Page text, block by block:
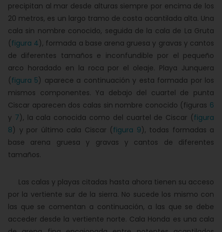
precipitan al mar desde alturas siempre por encima de los
20 metros, es un largo tramo de costa acantilada alta. Una
cala sin nombre conocido, seguida de la cala de La Gruta
(figura 4), formada a base arena gruesa y gravas y cantos
de diferentes tamaños e inconfundible por el pequeño
arco horadado en la roca por el oleaje. Playa Junquera
(figura 5) aparece a continuación y esta formada por los
mismos componentes. Ya debajo del cuartel de punta
Ciscar aparecen dos calas sin nombre conocido (figuras 6
y 7), la cala conocida como del cuartel de Ciscar (figura
8) y por último cala Ciscar (figura 9), todas formadas a
base arena gruesa y gravas y cantos de diferentes
tamaños.
Las calas y playas citadas hasta ahora tienen su acceso
por la vertiente sur de la sierra. No sucede los mismo con
las que se comentan a continuación, a las que se debe
acceder desde la vertiente norte. Cala Honda es una cala